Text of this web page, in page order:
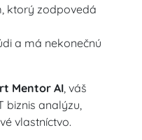
ktorý zodpovedá
a má nekonečnú
Mentor AI, váš
biznis analýzu,
vlastníctvo.